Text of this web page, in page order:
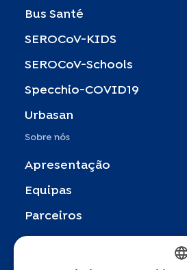
Bus Santé
SEROCoV-KIDS
SEROCoV-Schools
Specchio-COVID19
Urbasan
Sobre nós
Apresentação
Equipas
Parceiros